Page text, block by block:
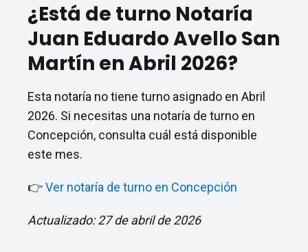
¿Está de turno Notaría
Juan Eduardo Avello San
Martín en Abril 2026?
Esta notaría no tiene turno asignado en Abril
2026. Si necesitas una notaría de turno en
Concepción, consulta cuál está disponible
este mes.
👉Ver notaría de turno en Concepción
Actualizado: 27 de abril de 2026